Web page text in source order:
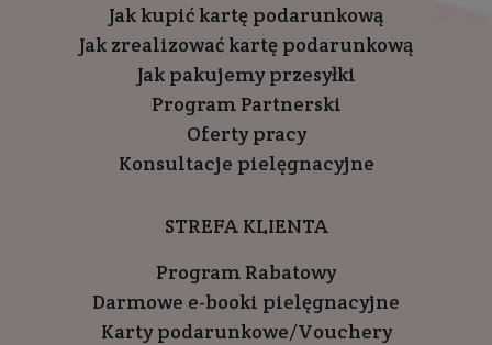
Jak kupić kartę podarunkową
Jak zrealizować kartę podarunkową
Jak pakujemy przesyłki
Program Partnerski
Oferty pracy
Konsultacje pielęgnacyjne
STREFA KLIENTA
Program Rabatowy
Darmowe e-booki pielęgnacyjne
Karty podarunkowe/Vouchery